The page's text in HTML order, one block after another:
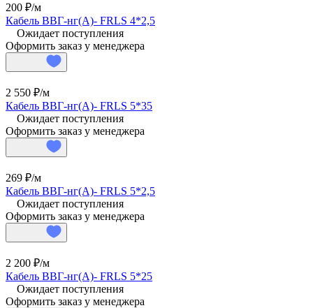
200 ₽/м
Кабель ВВГ-нг(А)- FRLS 4*2,5
Ожидает поступления
Оформить заказ у менеджера
2 550 ₽/м
Кабель ВВГ-нг(А)- FRLS 5*35
Ожидает поступления
Оформить заказ у менеджера
269 ₽/м
Кабель ВВГ-нг(А)- FRLS 5*2,5
Ожидает поступления
Оформить заказ у менеджера
2 200 ₽/м
Кабель ВВГ-нг(А)- FRLS 5*25
Ожидает поступления
Оформить заказ у менеджера